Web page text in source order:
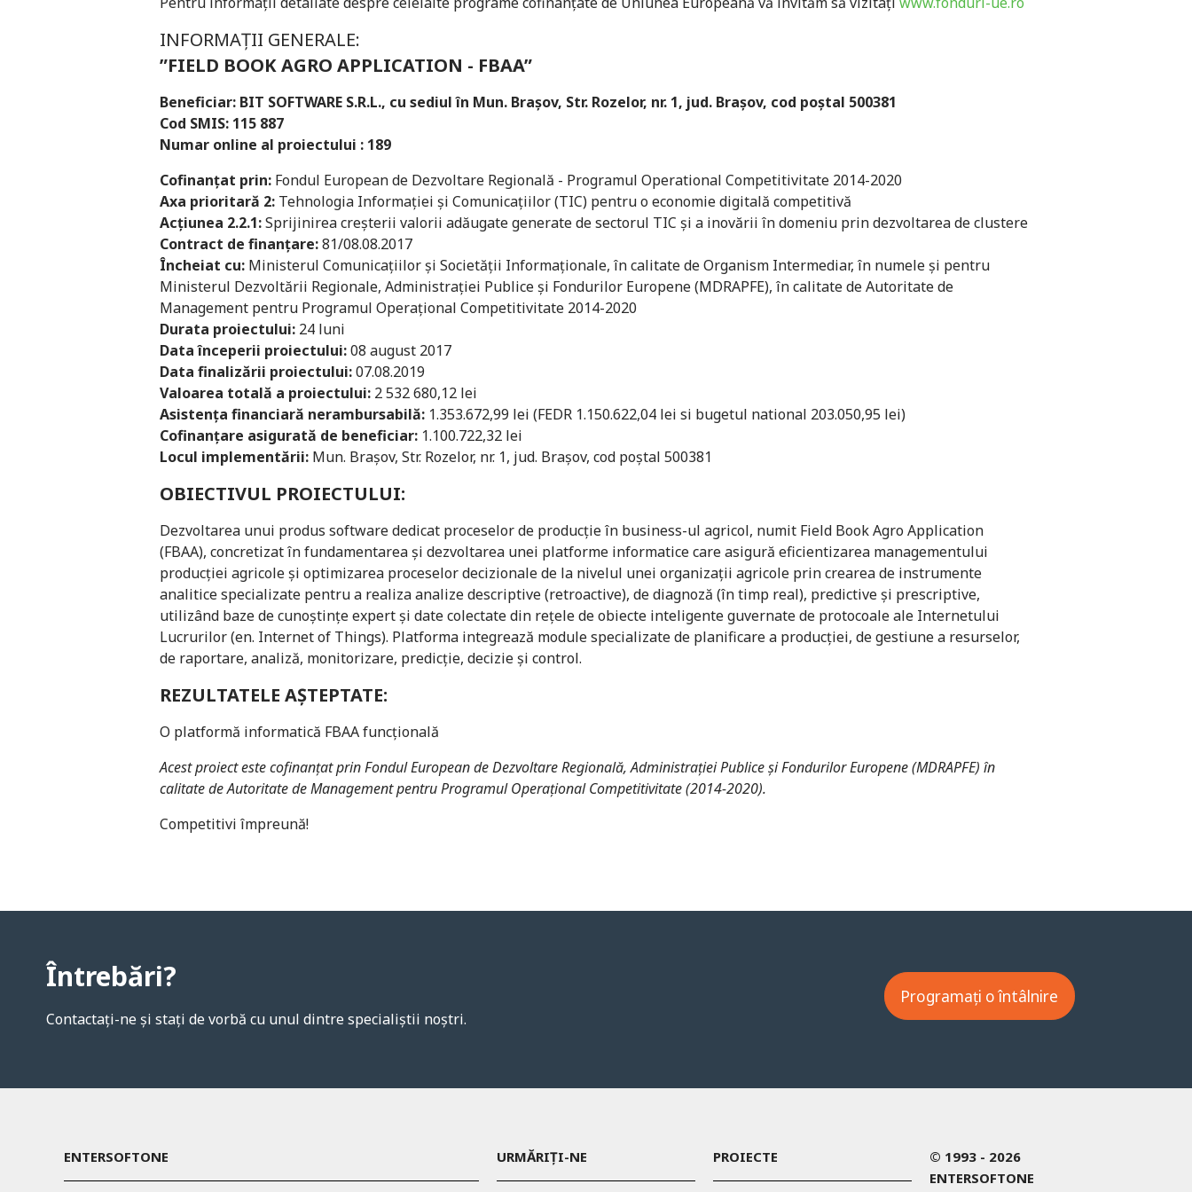
INFORMAȚII GENERALE:
”FIELD BOOK AGRO APPLICATION - FBAA”
Beneficiar: BIT SOFTWARE S.R.L., cu sediul în Mun. Braşov, Str. Rozelor, nr. 1, jud. Braşov, cod poştal 500381
Cod SMIS: 115 887
Numar online al proiectului : 189
Cofinanțat prin: Fondul European de Dezvoltare Regională - Programul Operational Competitivitate 2014-2020
Axa prioritară 2: Tehnologia Informaţiei şi Comunicaţiilor (TIC) pentru o economie digitală competitivă
Acţiunea 2.2.1:Sprijinirea creşterii valorii adăugate generate de sectorul TIC şi a inovării în domeniu prin dezvoltarea de clustere
Contract de finanțare:81/08.08.2017
Încheiat cu: Ministerul Comunicaţiilor şi Societăţii Informaţionale, în calitate de Organism Intermediar, în numele şi pentru
Ministerul Dezvoltării Regionale, Administraţiei Publice şi Fondurilor Europene (MDRAPFE), în calitate de Autoritate de
Management pentru Programul Operaţional Competitivitate 2014-2020
Durata proiectului: 24 luni
Data începerii proiectului:08 august 2017
Data finalizării proiectului:07.08.2019
Valoarea totală a proiectului: 2 532 680,12 lei
Asistenţa financiară nerambursabilă: 1.353.672,99 lei (FEDR 1.150.622,04 lei si bugetul national 203.050,95 lei)
Cofinanţare asigurată de beneficiar: 1.100.722,32 lei
Locul implementării: Mun. Braşov, Str. Rozelor, nr. 1, jud. Braşov, cod poştal 500381
OBIECTIVUL PROIECTULUI:
Dezvoltarea unui produs software dedicat proceselor de producţie în business-ul agricol, numit Field Book Agro Application
(FBAA), concretizat în fundamentarea şi dezvoltarea unei platforme informatice care asigură eficientizarea managementului
producţiei agricole şi optimizarea proceselor decizionale de la nivelul unei organizaţii agricole prin crearea de instrumente
analitice specializate pentru a realiza analize descriptive (retroactive), de diagnoză (în timp real), predictive şi prescriptive,
utilizând baze de cunoştinţe expert şi date colectate din reţele de obiecte inteligente guvernate de protocoale ale Internetului
Lucrurilor (en. Internet of Things). Platforma integrează module specializate de planificare a producţiei, de gestiune a resurselor,
de raportare, analiză, monitorizare, predicţie, decizie şi control.
REZULTATELE AȘTEPTATE:
O platformă informatică FBAA funcţională
Acest proiect este cofinanțat prin Fondul European de Dezvoltare Regională, Administrației Publice și Fondurilor Europene (MDRAPFE) în
calitate de Autoritate de Management pentru Programul Operațional Competitivitate (2014-2020).
Competitivi împreună!
Întrebări?
Contactați-ne și stați de vorbă cu unul dintre specialiștii noștri.
Programați o întâlnire
ENTERSOFTONE URMĂRIȚI-NE PROIECTE
© 1993 - 2026
ENTERSOFTONE